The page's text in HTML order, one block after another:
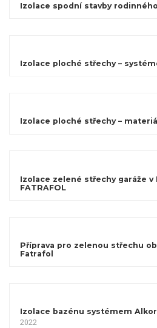
Izolace spodní stavby
Izolace ploché střechy –
Izolace ploché střechy –
Izolace zelené střechy garáže v
FATRAFOL
Příprava pro zelenou střechu
Fatrafol
Izolace bazénu systémem
2022